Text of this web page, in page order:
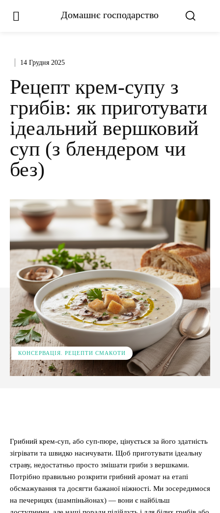
Домашнє господарство
14 Грудня 2025
Рецепт крем-супу з
грибів: як приготувати
ідеальний вершковий
суп (з блендером чи
без)
КОНСЕРВАЦІЯ. РЕЦЕПТИ СМАКОТИ
Грибний крем-суп, або суп-пюре, цінується за його здатність
зігрівати та швидко насичувати. Щоб приготувати ідеальну
страву, недостатньо просто змішати гриби з вершками.
Потрібно правильно розкрити грибний аромат на етапі
обсмажування та досягти бажаної ніжності. Ми зосередимося
на печерицях (шампіньйонах) — вони є найбільш